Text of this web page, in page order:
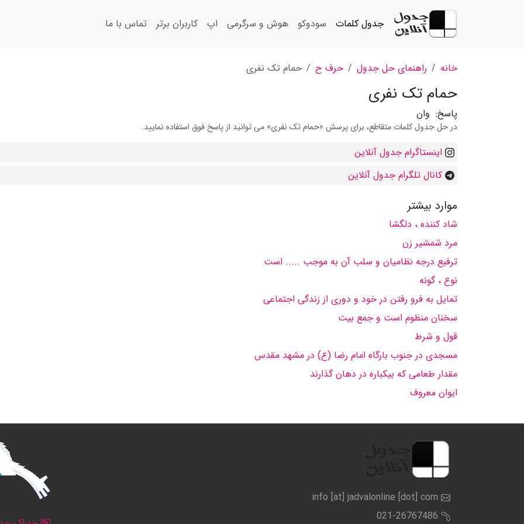
جدول کلمات سودوکو هوش و سرگرمی اپ کاربران برتر تماس با ما
خانه راهنمای حل جدول حرف ح حمام تک نفری
حمام تک نفری
پاسخ: وان
در حل جدول کلمات متقاطع، برای پرسش «حمام تک نفری» می توانید از پاسخ فوق استفاده نمایید.
اینستاگرام جدول آنلاین
کانال تلگرام جدول آنلاین
موارد بیشتر
شاد کننده ، دلگشا
مرد شمشیر زن
ترفیع درجه نظامیان و سلب آن به موجب ..... است
نوع ، گونه
تمایل به فرو رفتن در خود و دوری از زندگی اجتماعی
سخنان منظوم است و جمع بیت
قول و شرط
مسجدی در جنوب بارگاه امام رضا (ع) در مشهد مقدس
مقدار طعامی که بیکباره در دهان گذارند
ایوان معروف
info [at] jadvalonline [dot] com
021-26767486